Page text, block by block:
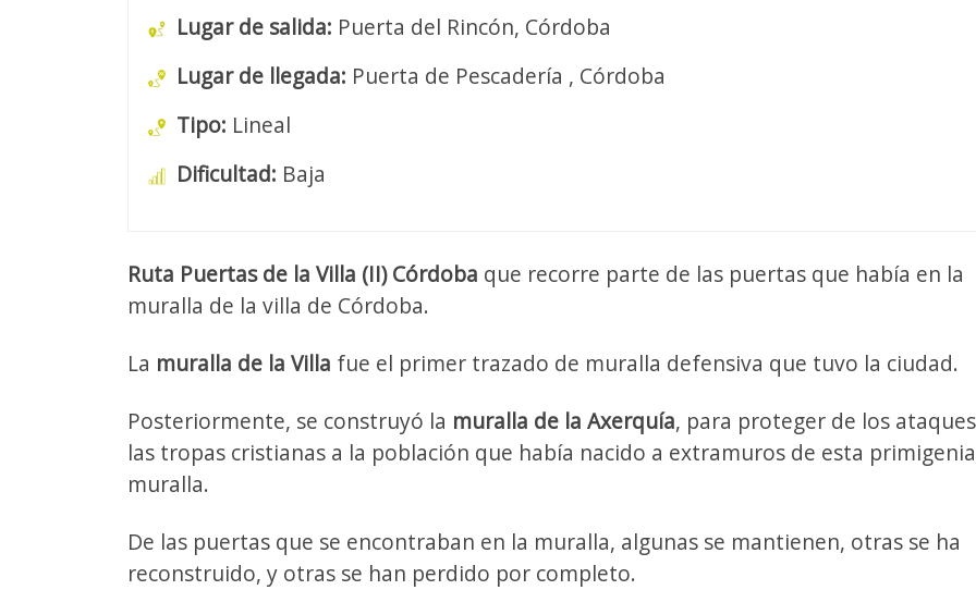
Lugar de salida: Puerta del Rincón, Córdoba
Lugar de llegada: Puerta de Pescadería , Córdoba
Tipo: Lineal
Dificultad: Baja
Ruta Puertas de la Villa (II) Córdoba que recorre parte de las puertas que había en la
muralla de la villa de Córdoba.
La muralla de la Villa fue el primer trazado de muralla defensiva que tuvo la ciudad.
Posteriormente, se construyó la muralla de la Axerquía, para proteger de los
las tropas cristianas a la población que había nacido a extramuros de esta primigenia
muralla.
De las puertas que se encontraban en la muralla, algunas se mantienen, otras se ha
reconstruido, y otras se han perdido por completo.